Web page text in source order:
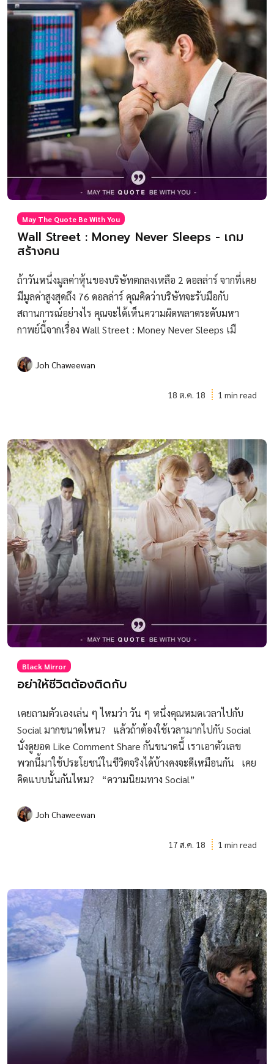
May The Quote Be With You
Wall Street : Money Never Sleeps - เกม
สร้างคน
ถ้าวันหนึ่งมูลค่าหุ้นของบริษัทตกลงเหลือ 2 ดอลล่าร์ จากที่เคย
มีมูลค่าสูงสุดถึง 76 ดอลล่าร์ คุณคิดว่าบริษัทจะรับมือกับ
สถานการณ์อย่างไร คุณจะได้เห็นความผิดพลาดระดับมหา
กาพย์นี้จากเรื่อง Wall Street : Money Never Sleeps เมื
Joh Chaweewan
18 ต.ค. 18 1 min read
Black Mirror
อย่าให้ชีวิตต้องติดกับ
เคยถามตัวเองเล่น ๆ ไหมว่า วัน ๆ หนึ่งคุณหมดเวลาไปกับ
Social มากขนาดไหน? แล้วถ้าต้องใช้เวลามากไปกับ Social
นั่งดูยอด Like Comment Share กันขนาดนี้ เราเอาตัวเลข
พวกนี้มาใช้ประโยชน์ในชีวิตจริงได้บ้างคงจะดีเหมือนกัน เคย
คิดแบบนั้นกันไหม? “ความนิยมทาง Social”
Joh Chaweewan
17 ส.ค. 18 1 min read